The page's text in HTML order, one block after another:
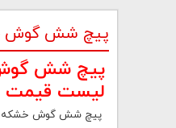
پیچ شش گوش
پیچ شش گوش
لیست قیمت